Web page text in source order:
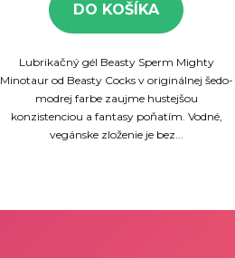
DO KOŠÍKA
Lubrikačný gél Beasty Sperm Mighty
Minotaur od Beasty Cocks v originálnej šedo-
modrej farbe zaujme hustejšou
konzistenciou a fantasy poňatím. Vodné,
vegánske zloženie je bez...